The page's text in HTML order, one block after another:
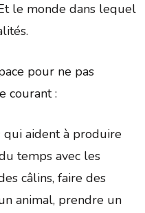
le monde dans lequel
pour ne pas
courant :
qui aident à produire
temps avec les
câlins, faire des
animal, prendre un